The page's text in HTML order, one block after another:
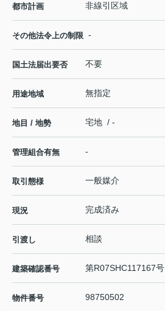
都市計画 非線引区域
その他法令上の制限 -
国土法届出要否 不要
用途地域 無指定
地目 / 地勢 宅地 / -
管理組合有無 -
取引態様 一般媒介
現況 完成済み
引渡し 相談
建築確認番号 第R07SHC117167号
物件番号 98750502